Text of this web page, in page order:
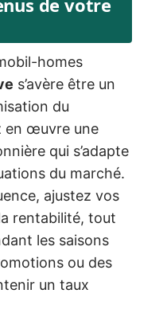
homes
s’avère être un
du
en œuvre une
qui s’adapte
du marché.
ajustez vos
rentabilité, tout
les saisons
ou des
un taux